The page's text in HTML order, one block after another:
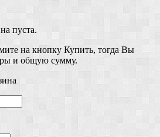
пуста.
на кнопку Купить, тогда Вы
и общую сумму.